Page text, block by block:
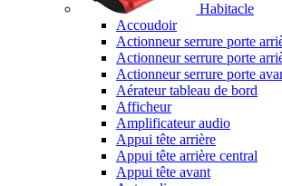
Habitacle
Accoudoir
Actionneur serrure porte
Actionneur serrure porte
Actionneur serrure porte
Aérateur tableau de bord
Afficheur
Amplificateur audio
Appui tête arrière
Appui tête arrière central
Appui tête avant